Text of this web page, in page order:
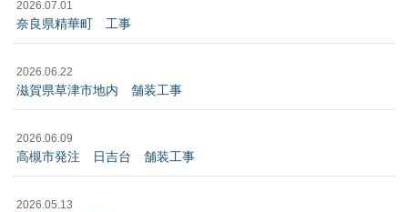
2026.07.01
奈良県精華町 工事
2026.06.22
滋賀県草津市地内 舗装工事
2026.06.09
高槻市発注 日吉台 舗装工事
2026.05.13